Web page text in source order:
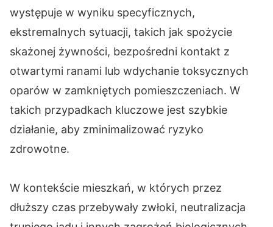
występuje w wyniku specyficznych,
ekstremalnych sytuacji, takich jak spożycie
skażonej żywności, bezpośredni kontakt z
otwartymi ranami lub wdychanie toksycznych
oparów w zamkniętych pomieszczeniach. W
takich przypadkach kluczowe jest szybkie
działanie, aby zminimalizować ryzyko
zdrowotne.
W kontekście mieszkań, w których przez
dłuższy czas przebywały zwłoki, neutralizacja